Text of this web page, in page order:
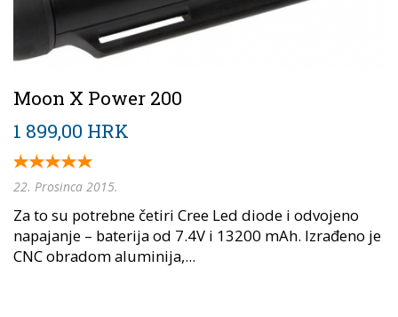
Moon X Power 200
1 899,00 HRK
22. Prosinca 2015.
Za to su potrebne četiri Cree Led diode i odvojeno
napajanje – baterija od 7.4V i 13200 mAh. Izrađeno je
CNC obradom aluminija,...